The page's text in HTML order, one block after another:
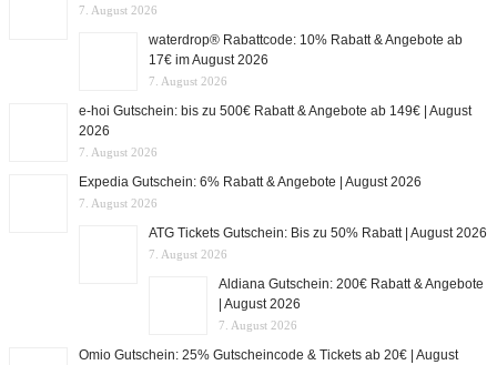
7. August 2026
waterdrop® Rabattcode: 10% Rabatt & Angebote ab
17€ im August 2026
7. August 2026
e-hoi Gutschein: bis zu 500€ Rabatt & Angebote ab 149€ | August
2026
7. August 2026
Expedia Gutschein: 6% Rabatt & Angebote | August 2026
7. August 2026
ATG Tickets Gutschein: Bis zu 50% Rabatt | August 2026
7. August 2026
Aldiana Gutschein: 200€ Rabatt & Angebote
| August 2026
7. August 2026
Omio Gutschein: 25% Gutscheincode & Tickets ab 20€ | August